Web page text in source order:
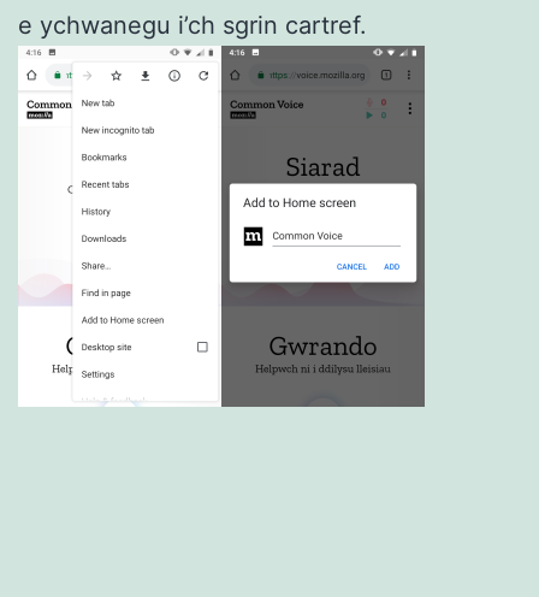
e ychwanegu i’ch sgrin cartref.